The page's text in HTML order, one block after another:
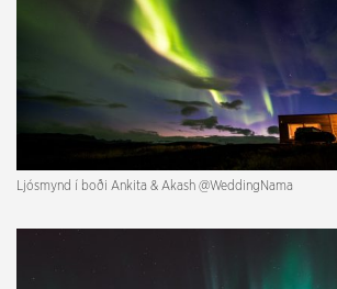
Ljósmynd í boði Ankita & Akash @WeddingNama